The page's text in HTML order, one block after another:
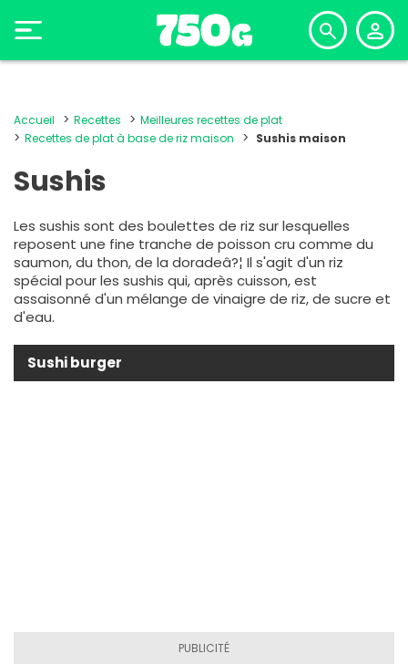
Accueil Recettes
Meilleures recettes de plat
Recettes de plat à base de riz maison
Sushis maison
Sushis
Les sushis sont des boulettes de riz sur lesquelles
reposent une fine tranche de poisson cru comme du
saumon, du thon, de la doradeâ?¦ Il s'agit d'un riz
spécial pour les sushis qui, après cuisson, est
assaisonné d'un mélange de vinaigre de riz, de sucre et
d'eau.
Sushi burger